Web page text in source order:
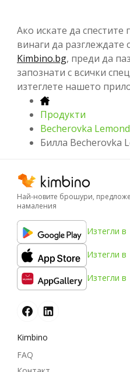
Ако искате да спестите
винаги да
Kimbino.bg, преди да
запознати с всички
изтеглете нашето
Продукти
Becherovka Lemond
Билла Becherovka
Най-новите брошури,
намаления
Изтегли в
Изтегли в
Изтегли в
Kimbino
FAQ